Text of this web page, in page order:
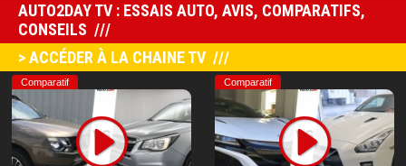
AUTO2DAY TV : ESSAIS AUTO, AVIS, COMPARATIFS,
CONSEILS
> ACCÉDER À LA CHAINE TV
Comparatif Comparatif